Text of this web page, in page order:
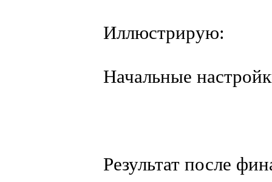
Иллюстрирую:
Начальные
Результат после